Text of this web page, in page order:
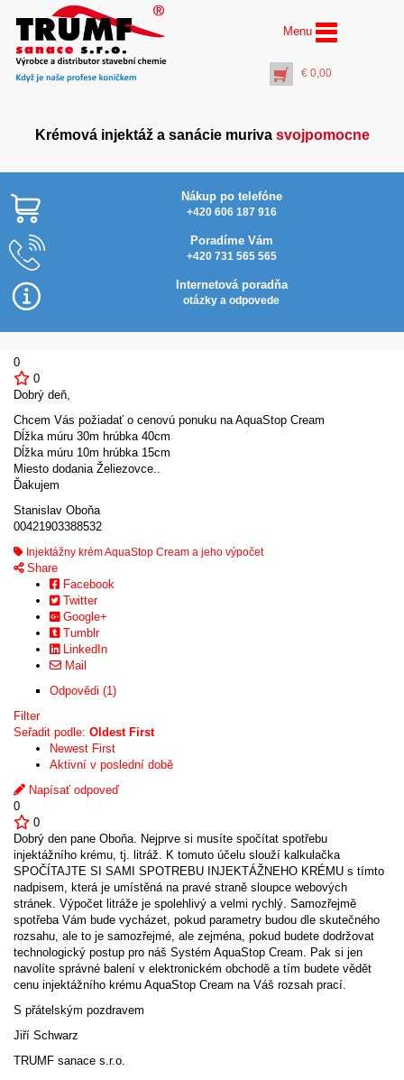
Menu
€ 0,00
Krémová injektáž a sanácie muriva svojpomocne
Nákup po telefóne
+420 606 187 916
Poradíme Vám
+420 731 565 565
Internetová poradňa
otázky a odpovede
0
0
Dobrý deň,
Chcem Vás požiadať o cenovú ponuku na AquaStop Cream
Dĺžka múru 30m hrúbka 40cm
Dĺžka múru 10m hrúbka 15cm
Miesto dodania Želiezovce..
Ďakujem
Stanislav Oboňa
00421903388532
Injektážny krém AquaStop Cream a jeho výpočet
Share
Facebook
Twitter
Google+
Tumblr
LinkedIn
Mail
Odpovědi (1)
Filter
Seřadit podle: Oldest First
Newest First
Aktivní v poslední době
Napísať odpoveď
0
0
Dobrý den pane Oboňa. Nejprve si musíte spočítat spotřebu
injektážního krému, tj. litráž. K tomuto účelu slouží kalkulačka
SPOČÍTAJTE SI SAMI SPOTREBU INJEKTÁŽNEHO KRÉMU s tímto
nadpisem, která je umístěná na pravé straně sloupce webových
stránek. Výpočet litráže je spolehlivý a velmi rychlý. Samozřejmě
spotřeba Vám bude vycházet, pokud parametry budou dle skutečného
rozsahu, ale to je samozřejmé, ale zejména, pokud budete dodržovat
technologický postup pro náš Systém AquaStop Cream. Pak si jen
navolíte správné balení v elektronickém obchodě a tím budete vědět
cenu injektážního krému AquaStop Cream na Váš rozsah prací.
S přátelským pozdravem
Jiří Schwarz
TRUMF sanace s.r.o.
AquaStop Cream® –
vedro 10 litrov
€ 218,00